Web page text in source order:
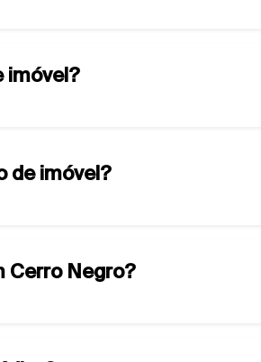
imóvel?
de imóvel?
Cerro Negro?